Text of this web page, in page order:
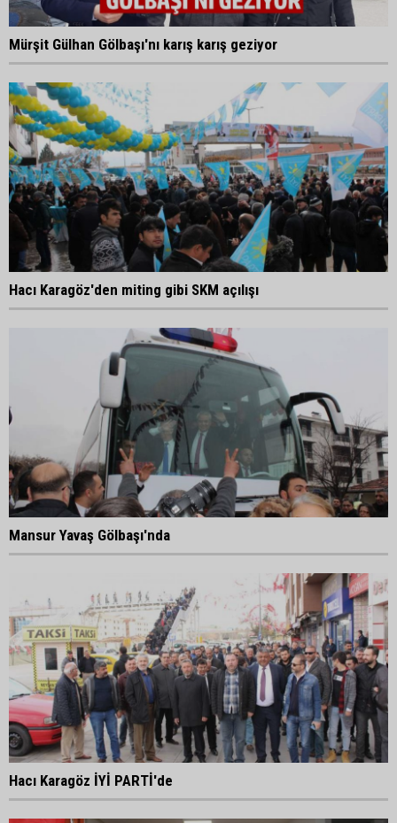
Mürşit Gülhan Gölbaşı'nı karış karış geziyor
Hacı Karagöz'den miting gibi SKM açılışı
Mansur Yavaş Gölbaşı'nda
Hacı Karagöz İYİ PARTİ'de